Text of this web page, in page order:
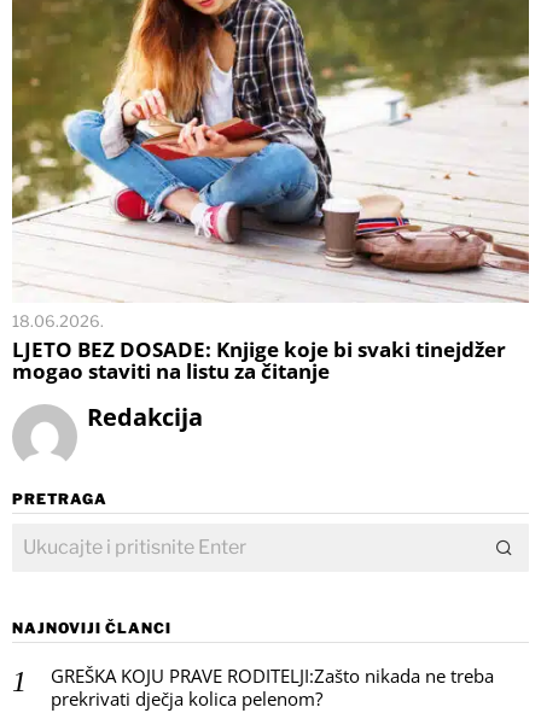
18.06.2026.
LJETO BEZ DOSADE: Knjige koje bi svaki tinejdžer
mogao staviti na listu za čitanje
Redakcija
PRETRAGA
NAJNOVIJI ČLANCI
GREŠKA KOJU PRAVE RODITELJI:Zašto nikada ne treba
prekrivati dječja kolica pelenom?